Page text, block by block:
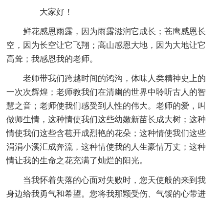
大家好！
鲜花感恩雨露，因为雨露滋润它成长；苍鹰感恩长
空，因为长空让它飞翔；高山感恩大地，因为大地让它
高耸；我感恩我的老师。
老师带我们跨越时间的鸿沟，体味人类精神史上的
一次次辉煌；老师教我们在清幽的世界中聆听古人的智
慧之音；老师使我们感受到人性的伟大。老师的爱，叫
做师生情，这种情使我们这些幼嫩新苗长成大树；这种
情使我们这些含苞开成烈艳的花朵；这种情使我们这些
涓涓小溪汇成奔流，这种情使我的人生豪情万丈；这种
情让我的生命之花充满了灿烂的阳光。
当我怀着失落的心面对失败时，您天使般的来到我
身边给我勇气和希望。您将我那颗受伤、气馁的心带进